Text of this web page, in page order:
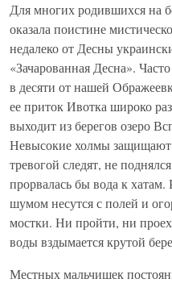
Для многих родившихся на
оказала поистине
недалеко от Десны
«Зачарованная Десна».
в десяти от нашей
ее приток Ивотка широко
выходит из берегов озеро
Невысокие холмы защищают
тревогой следят, не
прорвалась бы вода к
шумом несутся с полей и
мостки. Ни пройти, ни
воды вздымается крутой
Местных мальчишек